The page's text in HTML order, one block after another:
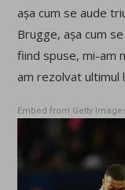
așa cum se aude
Brugge, așa cum
fiind spuse, mi-am
am rezolvat ultimul
Embed from Getty